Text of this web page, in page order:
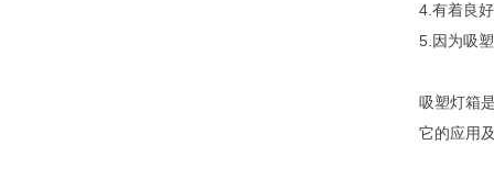
4.有着良
5.因为吸
吸塑灯箱
它的应用